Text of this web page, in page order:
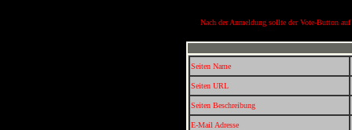
Nach der Anmeldung sollte der Vote-Button
Seiten Name
Seiten URL
Seiten Beschreibung
E-Mail Adresse